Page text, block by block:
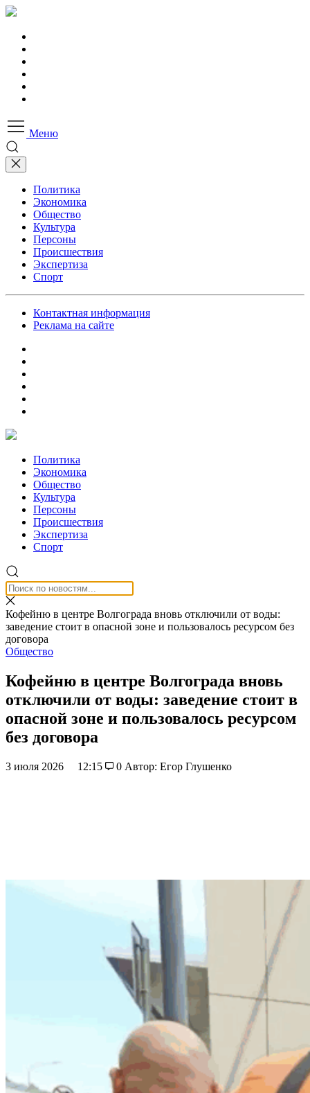
Меню
Политика
Экономика
Общество
Культура
Персоны
Происшествия
Экспертиза
Спорт
Контактная информация
Реклама на сайте
Политика
Экономика
Общество
Культура
Персоны
Происшествия
Экспертиза
Спорт
Кофейню в центре Волгограда вновь отключили от воды:
заведение стоит в опасной зоне и пользовалось ресурсом без
договора
Общество
Кофейню в центре Волгограда вновь
отключили от воды: заведение стоит в
опасной зоне и пользовалось ресурсом
без договора
3 июля 2026 12:15 0 Автор: Егор Глушенко